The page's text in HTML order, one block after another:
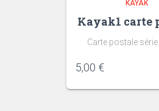
KAYAK
Kayak1 carte
Carte postale série
5,00 €